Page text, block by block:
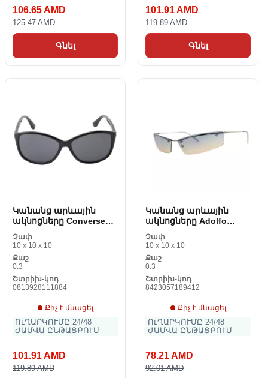
106.65 AMD
125.47 AMD
Գնել
101.91 AMD
119.89 AMD
Գնել
Կանանց արևային
ակնոցները Converse
Չափ
10 x 10 x 10
Քաշ
0.3
Շտրիխ-կոդ
0813928111884
Քիչ է մնացել
ՈւՂԱՐԿՈՒՄԸ 24/48
ԺԱՄՎԱ ԸՆԹԱՑՔՈՒՄ
101.91 AMD
119.89 AMD
Կանանց արևային
ակնոցները Adolfo
2019 (mm)
Չափ
10 x 10 x 10
Քաշ
0.3
Շտրիխ-կոդ
8423057189412
Քիչ է մնացել
ՈւՂԱՐԿՈՒՄԸ 24/48
ԺԱՄՎԱ ԸՆԹԱՑՔՈՒՄ
78.21 AMD
92.01 AMD